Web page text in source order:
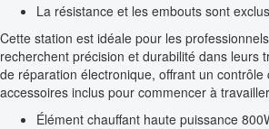
La résistance et les embouts sont
Cette station est idéale pour les
recherchent précision et durabilité dans leurs
de réparation électronique, offrant un contrôle
accessoires inclus pour commencer à
Élément chauffant haute puissance